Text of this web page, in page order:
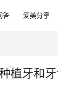
答 爱美分享
植牙和牙